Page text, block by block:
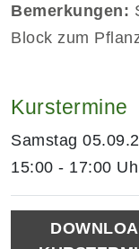
Bemerkungen:
Block zum
Kurstermine
Samstag
15:00 - 17:00